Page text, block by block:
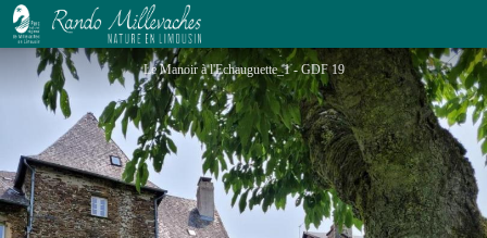
Le Manoir à l'Echauguette
Le Manoir à l'Echauguette_1 - GDF 19